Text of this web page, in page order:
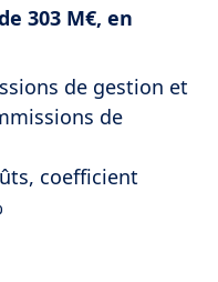
303 M€, en
de gestion et
de
coefficient